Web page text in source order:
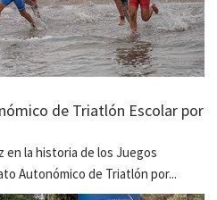
de Triatlón Escolar por
en la historia de los Juegos
Autonómico de Triatlón por...